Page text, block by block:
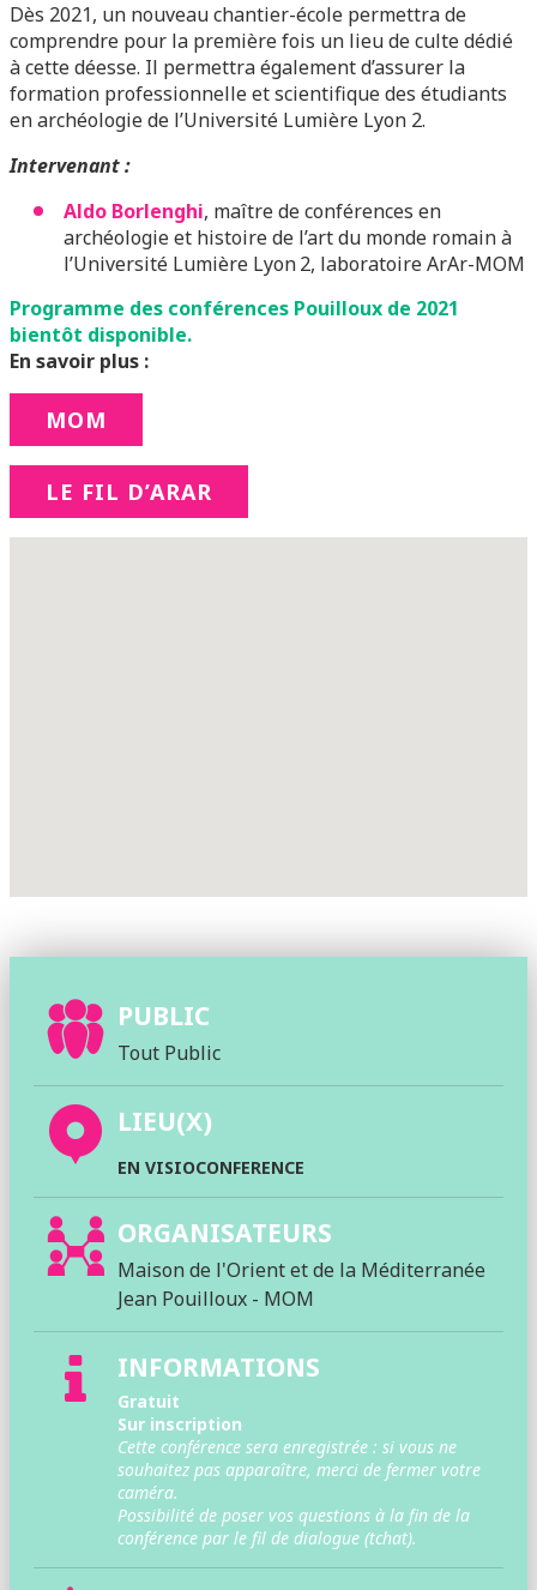
Dès 2021, un nouveau chantier-école permettra de
comprendre pour la première fois un lieu de culte dédié
à cette déesse. Il permettra également d’assurer la
formation professionnelle et scientifique des étudiants
en archéologie de l’Université Lumière Lyon 2.
Intervenant :
Aldo Borlenghi, maître de conférences en
archéologie et histoire de l’art du monde romain à
l’Université Lumière Lyon 2, laboratoire ArAr-MOM
Programme des conférences Pouilloux de 2021
bientôt disponible.
En savoir plus :
MOM
LE FIL D’ARAR
PUBLIC
Tout Public
LIEU(X)
EN VISIOCONFERENCE
ORGANISATEURS
Maison de l'Orient et de la Méditerranée
Jean Pouilloux - MOM
INFORMATIONS
Gratuit
Sur inscription
Cette conférence sera enregistrée : si vous ne
souhaitez pas apparaître, merci de fermer votre
caméra.
Possibilité de poser vos questions à la fin de la
conférence par le fil de dialogue (tchat).